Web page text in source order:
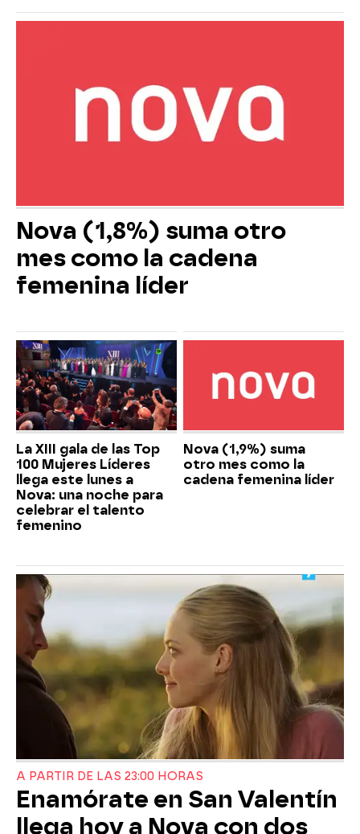
Nova (1,8%) suma otro
mes como la cadena
femenina líder
La XIII gala de las Top
100 Mujeres Líderes
llega este lunes a
Nova: una noche para
celebrar el talento
femenino
Nova (1,9%) suma
otro mes como la
cadena femenina líder
A PARTIR DE LAS 23:00 HORAS
Enamórate en San Valentín
llega hoy a Nova con dos